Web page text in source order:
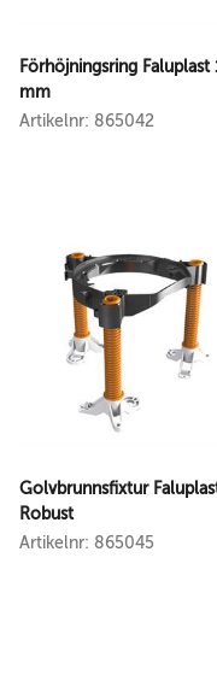
Förhöjningsring Faluplast
mm
Artikelnr: 865042
Golvbrunnsfixtur
Robust
Artikelnr: 865045